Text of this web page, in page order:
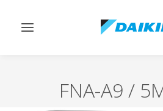
Afficher/masquer
FNA-A9 /